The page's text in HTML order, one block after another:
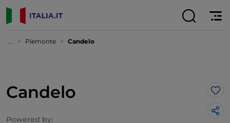
... Piemonte Candelo
Candelo
Powered by: